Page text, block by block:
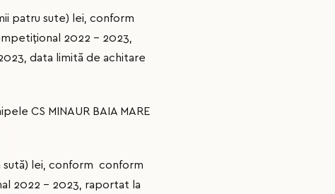
patru sute) lei, conform
2022 – 2023,
data limită de achitare
CS MINAUR BAIA MARE
sută) lei, conform conform
2022 – 2023, raportat la